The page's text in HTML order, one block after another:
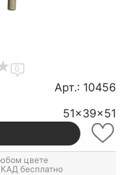
0
Арт.: 10456
51x39x51
цвете
бесплатно